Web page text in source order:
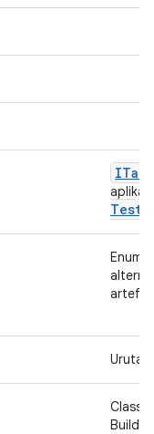
Tests
Enum
Class
Build